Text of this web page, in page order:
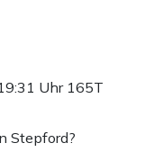
Uhr 165T
Stepford?